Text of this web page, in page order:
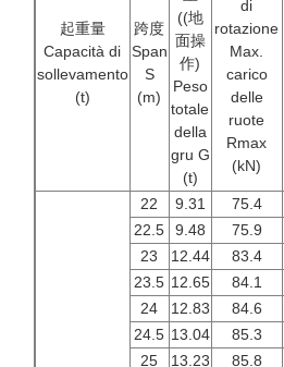
起重量
Capacità di
sollevamento
(t)
跨度
Span
S
(m)
((地
面操
作)
Peso
totale
della
gru G
(t)
di
rotazione
Max.
carico
delle
ruote
Rmax
(kN)
22 9.31 75.4
22.5
9.48 75.9
23
12.44 83.4
23.5 12.65 84.1
24
12.83 84.6
24.5 13.04 85.3
25
13.23 85.8